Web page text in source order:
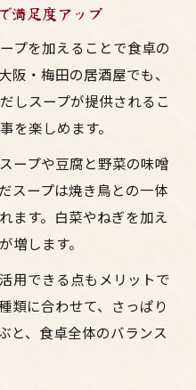
満足度アップ
プを加えることで食卓の
阪・梅田の居酒屋でも、
しスープが提供されるこ
を楽しめます。
ープや豆腐と野菜の味噌
スープは焼き鳥との一体
ます。白菜やねぎを加え
増します。
用できる点もメリットで
類に合わせて、さっぱり
と、食卓全体のバランス